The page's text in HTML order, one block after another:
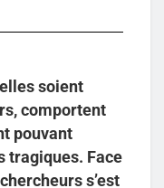
soient
comportent
pouvant
tragiques. Face
s’est